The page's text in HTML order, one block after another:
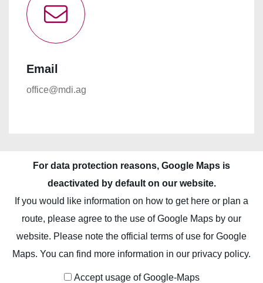
HOME
ACQUISITION
ASSOCIATED COMPANIES
OUR PROPERTIES
RENTAL
CAREER
Email
office@mdi.ag
For data protection reasons, Google Maps is
deactivated by default on our website.
If you would like information on how to get here or plan a
route, please agree to the use of Google Maps by our
website. Please note the official terms of use for Google
Maps. You can find more information in our privacy policy.
Accept usage of Google-Maps